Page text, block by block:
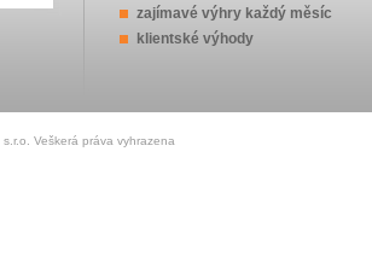
zajímavé výhry každý měsíc
klientské výhody
s.r.o. Veškerá práva vyhrazena